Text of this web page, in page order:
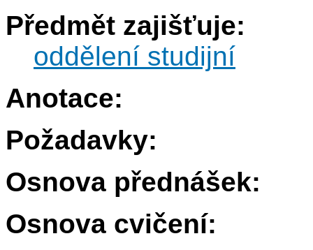
Předmět zajišťuje:
oddělení studijní
Anotace:
Požadavky:
Osnova přednášek:
Osnova cvičení: